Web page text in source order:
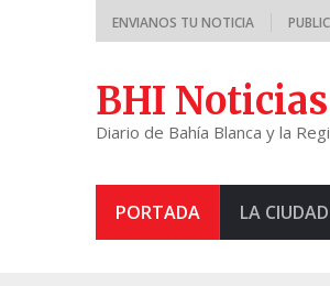
ENVIANOS TU NOTICIA
BHI
Diario de Bahía Blanca y la
PORTADA LA CIUDAD